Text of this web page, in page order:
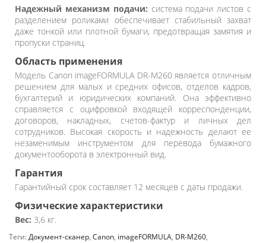
Надежный механизм подачи: система подачи листов с
разделением роликами обеспечивает стабильный захват
даже тонкой или плотной бумаги, предотвращая замятия и
пропуски страниц.
Область применения
Модель Canon imageFORMULA DR-M260 является отличным
решением для малых и средних офисов, отделов кадров,
бухгалтерий и юридических компаний. Она эффективно
справляется с оцифровкой входящей корреспонденции,
договоров, накладных, счетов-фактур и личных дел
сотрудников. Высокая скорость и надежность делают ее
незаменимым инструментом для перевода бумажного
документооборота в электронный вид.
Гарантия
Гарантийный срок составляет 12 месяцев с даты продажи.
Физические характеристики
Вес: 3,6 кг.
Теги:Документ-сканер, Canon, imageFORMULA, DR-M260,